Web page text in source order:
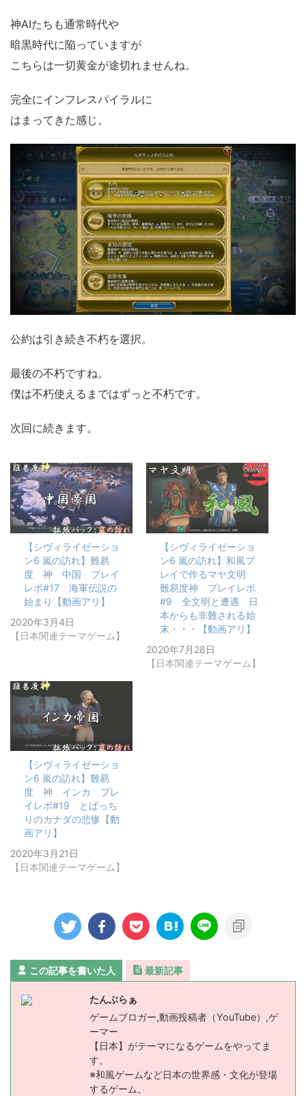
神AIたちも通常時代や
暗黒時代に陥っていますが
こちらは一切黄金が途切れませんね。
完全にインフレスパイラルに
はまってきた感じ。
公約は引き続き不朽を選択。
最後の不朽ですね。
僕は不朽使えるまではずっと不朽です。
次回に続きます。
【シヴィライゼーショ
ン6 嵐の訪れ】難易
度 神 中国 プレイ
レポ#17 海軍伝説の
始まり【動画アリ】
2020年3月4日
【日本関連テーマゲーム】
【シヴィライゼーショ
ン6 嵐の訪れ】和風プ
レイで作るマヤ文明
難易度神 プレイレポ
#9 全文明と遭遇 日
本からも非難される始
末・・・【動画アリ】
2020年7月28日
【日本関連テーマゲーム】
【シヴィライゼーショ
ン6 嵐の訪れ】難易
度 神 インカ プレ
イレポ#19 とばっち
りのカナダの悲惨【動
画アリ】
2020年3月21日
【日本関連テーマゲーム】
この記事を書いた人 最新記事
たんぶらぁ
ゲームブロガー,動画投稿者（YouTube）,ゲ
ーマー
【日本】がテーマになるゲームをやってま
す。
※和風ゲームなど日本の世界感・文化が登場
するゲーム。